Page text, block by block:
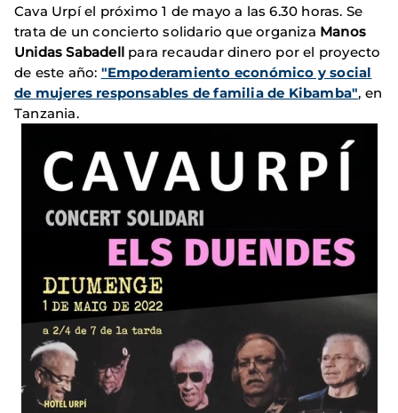
Cava Urpí el próximo 1 de mayo a las 6.30 horas. Se
trata de un concierto solidario que organiza Manos
Unidas Sabadell para recaudar dinero por el proyecto
de este año: "Empoderamiento económico y social
de mujeres responsables de familia de Kibamba", en
Tanzania.